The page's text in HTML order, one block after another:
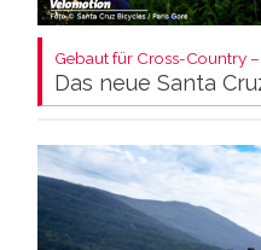
Gebaut für Cross-Country
Das neue Santa